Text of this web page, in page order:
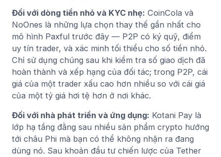
Đối với dòng tiền nhỏ và KYC nhẹ: CoinCola và
NoOnes là những lựa chọn thay thế gần nhất cho
mô hình Paxful trước đây — P2P có ký quỹ, điểm
uy tín trader, và xác minh tối thiểu cho số tiền nhỏ.
Chỉ sử dụng chúng sau khi kiểm tra số giao dịch đã
hoàn thành và xếp hạng của đối tác; trong P2P, cái
giá của một trader xấu cao hơn nhiều so với cái giá
của một tỷ giá hơi tệ hơn ở nơi khác.
Đối với nhà phát triển và ứng dụng: Kotani Pay là
lớp hạ tầng đằng sau nhiều sản phẩm crypto hướng
tới châu Phi mà bạn có thể không nhận ra đang
dùng nó. Sau khoản đầu tư chiến lược của Tether